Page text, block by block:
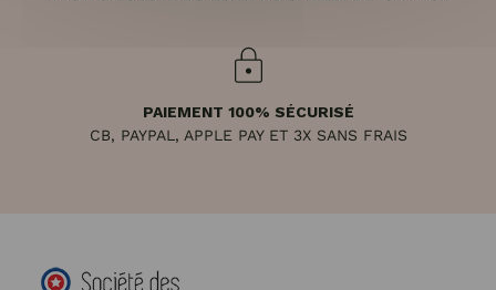
PAIEMENT 100% SÉCURISÉ
CB, PAYPAL, APPLE PAY ET 3X SANS FRAIS